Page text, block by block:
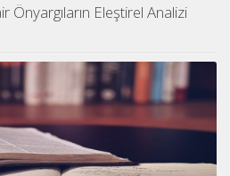
Önyargıların Eleştirel Analizi